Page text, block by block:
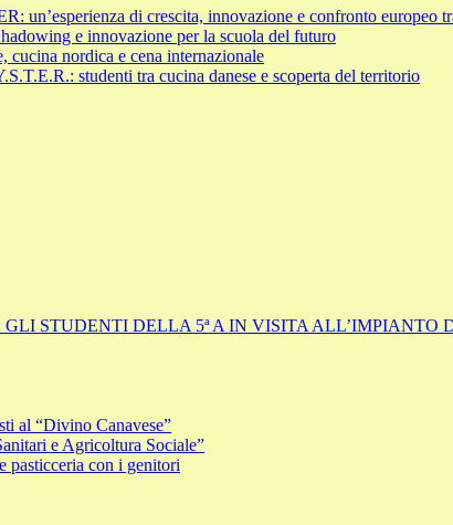
un’esperienza di crescita, innovazione e confronto europeo
e innovazione per la scuola del futuro
cucina nordica e cena internazionale
studenti tra cucina danese e scoperta del territorio
STUDENTI DELLA 5ª A IN VISITA ALL’IMPIANTO
al “Divino Canavese”
e Agricoltura Sociale”
pasticceria con i genitori